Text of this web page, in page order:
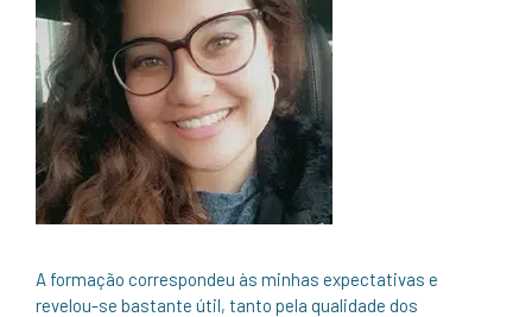
A formação correspondeu às minhas expectativas e
revelou-se bastante útil, tanto pela qualidade dos